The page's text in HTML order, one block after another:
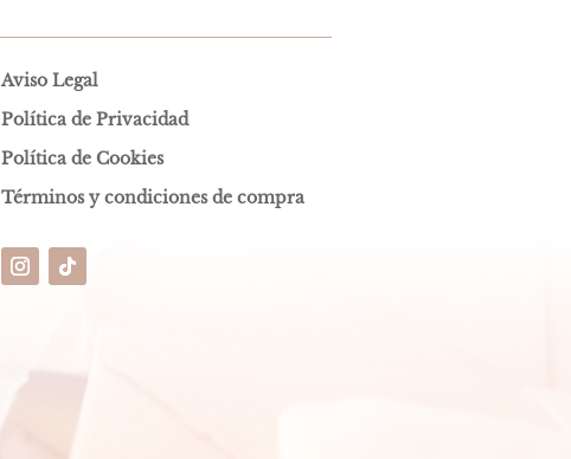
Aviso Legal
Política de Privacidad
Política de Cookies
Términos y condiciones de compra